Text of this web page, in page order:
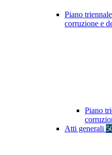
Piano
corruzione e
Piano
Atti generali